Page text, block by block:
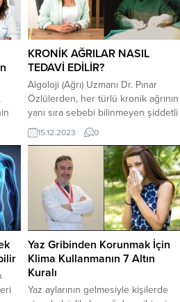
KRONİK AĞRILAR NASIL
TEDAVİ EDİLİR?
Algoloji (Ağrı) Uzmanı Dr. Pınar
Özlülerden, her türlü kronik ağrının
yanı sıra sebebi bilinmeyen şiddetli
ağrıların tanı ve tedavisinin de
algoloji yöntemleri ile mümkün
olduğunu söyledi. Uzm. Dr.
Özlülerden kronik ağrılar ve ağrı
tedavileri ile ilgili önemli bilgiler
verdi. Ağrı insan hayatını olumsuz
etkileyen ve yaşam kalitesini
düşüren önemli bir...
15.12.2023 0
Yaz Gribinden Korunmak İçin
Klima Kullanmanın 7 Altın
Kuralı
Yaz aylarının gelmesiyle kişilerde